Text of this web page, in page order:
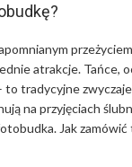
atrakcje. Tańce,
to tradycyjne
na przyjęciach
Jak zamówić